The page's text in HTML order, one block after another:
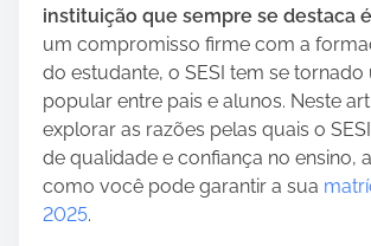
o
E
N
C
C
E
J
r
e
t
h
i
s
p
o
instituição que sempre se destaca é
um compromisso firme com a
do estudante, o SESI tem se tornado
popular entre pais e alunos. Neste
explorar as razões pelas quais o
de qualidade e confiança no ensino,
como você pode garantir a sua
2025.